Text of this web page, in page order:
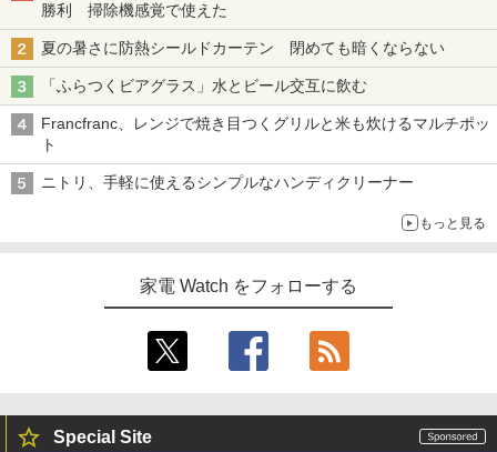
勝利 掃除機感覚で使えた
夏の暑さに防熱シールドカーテン 閉めても暗くならない
「ふらつくビアグラス」水とビール交互に飲む
Francfranc、レンジで焼き目つくグリルと米も炊けるマルチポッ
ト
ニトリ、手軽に使えるシンプルなハンディクリーナー
もっと見る
家電 Watch をフォローする
Special Site